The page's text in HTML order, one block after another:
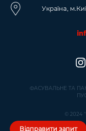
Українa,
ФАСУВАЛЬНЕ ТА
© 2024
Відправити запит